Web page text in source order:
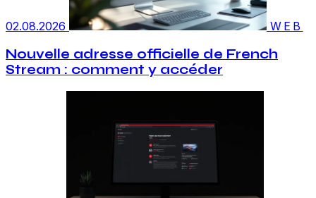
02.08.2026 WEB
Nouvelle adresse officielle de French
Stream : comment y accéder